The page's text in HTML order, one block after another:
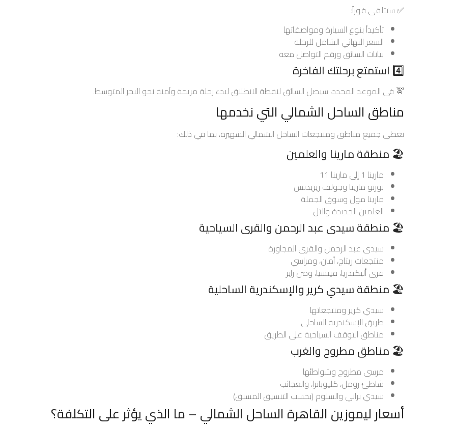
✅ ستتلقى فوراً:
تأكيداً بنوع السيارة ومواصفاتها
السعر النهائي الشامل للرحلة
بيانات السائق ورقم التواصل معه
4️⃣ استمتع برحلتك الفاخرة
🚖 في الموعد المحدد، سيصل السائق لنقطة الانطلاق لبدء رحلة مريحة وآمنة نحو البحر المتوسط.
مناطق الساحل الشمالي التي نخدمها
نغطي جميع مناطق ومنتجعات الساحل الشمالي الشهيرة، بما في ذلك:
🏖️ منطقة مارينا والعلمين
مارينا 1 إلى مارينا 11
بورتو مارينا وجولف ريزيدنس
مارينا مول وسوق الجملة
العلمين الجديدة والتل
🏖️ منطقة سيدى عبد الرحمن والقرى السياحية
سيدى عبد الرحمن والقرى المجاورة
منتجعات ريتاج، أمان، ومراسي
قرى أليكندريا، فينسيا، وصن رايز
🏖️ منطقة سيدي كرير والإسكندرية الساحلية
سيدي كرير ومنتجعاتها
طريق الإسكندرية الساحلي
مناطق التوقف السياحية على الطريق
🏖️ مناطق مطروح والغرب
مرسى مطروح وشواطئها
شاطئ رومل، كليوباترا، والعجائب
سيدي براني والسلوم (بحسب التنسيق المسبق)
أسعار ليموزين القاهرة الساحل الشمالي – ما الذي يؤثر على التكلفة؟